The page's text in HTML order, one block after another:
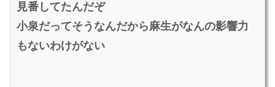
見番してたんだぞ
小泉だってそうなんだから麻生がなんの影響力
もないわけがない